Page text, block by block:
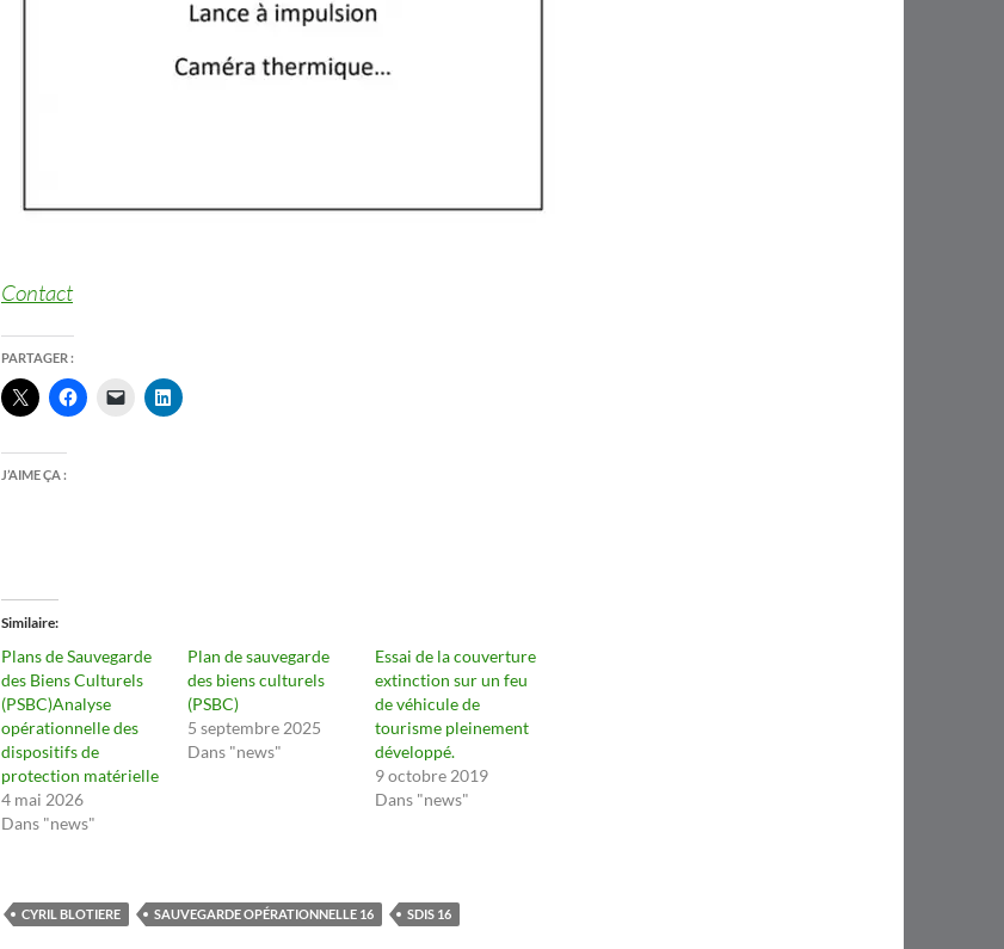
Contact
PARTAGER :
J’AIME ÇA :
Similaire
Plans de Sauvegarde
des Biens Culturels
(PSBC)Analyse
opérationnelle des
dispositifs de
protection matérielle
4 mai 2026
Dans "news"
Plan de sauvegarde
des biens culturels
(PSBC)
5 septembre 2025
Dans "news"
Essai de la couverture
extinction sur un feu
de véhicule de
tourisme pleinement
développé.
9 octobre 2019
Dans "news"
CYRIL BLOTIERE SAUVEGARDE OPÉRATIONNELLE 16 SDIS 16